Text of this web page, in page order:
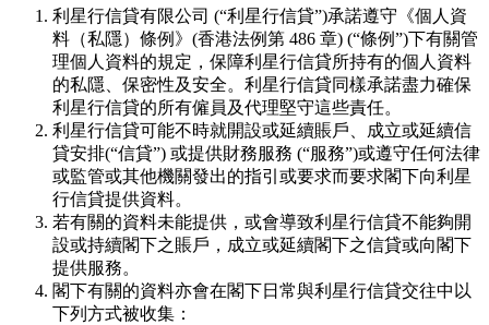
利星行信貸有限公司 (“利星行信貸”)承諾遵守《個人資
料（私隱）條例》(香港法例第 486 章) (“條例”)下有關管
理個人資料的規定，保障利星行信貸所持有的個人資料
的私隱、保密性及安全。利星行信貸同樣承諾盡力確保
利星行信貸的所有僱員及代理堅守這些責任。
利星行信貸可能不時就開設或延續賬戶、成立或延續信
貸安排(“信貸”) 或提供財務服務 (“服務”)或遵守任何法律
或監管或其他機關發出的指引或要求而要求閣下向利星
行信貸提供資料。
若有關的資料未能提供，或會導致利星行信貸不能夠開
設或持續閣下之賬戶，成立或延續閣下之信貸或向閣下
提供服務。
閣下有關的資料亦會在閣下日常與利星行信貸交往中以
下列方式被收集：